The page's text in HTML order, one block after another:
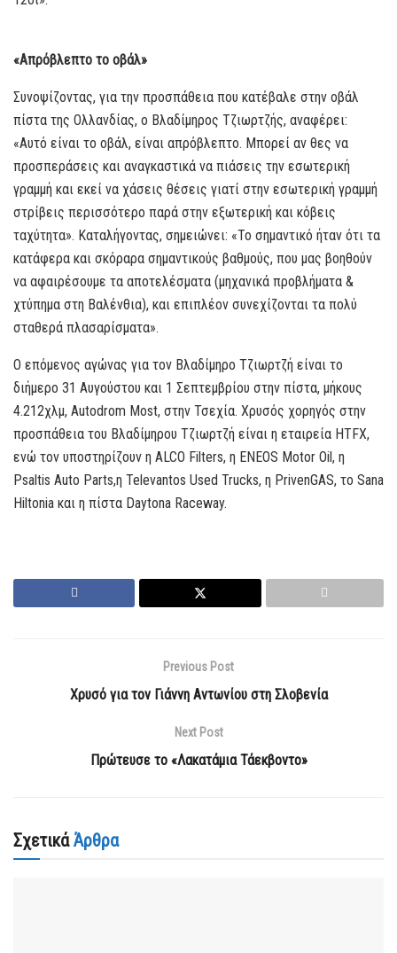
«Απρόβλεπτο το οβάλ»
Συνοψίζοντας, για την προσπάθεια που κατέβαλε στην οβάλ
πίστα της Ολλανδίας, ο Βλαδίμηρος Τζιωρτζής, αναφέρει:
«Αυτό είναι το οβάλ, είναι απρόβλεπτο. Μπορεί αν θες να
προσπεράσεις και αναγκαστικά να πιάσεις την εσωτερική
γραμμή και εκεί να χάσεις θέσεις γιατί στην εσωτερική γραμμή
στρίβεις περισσότερο παρά στην εξωτερική και κόβεις
ταχύτητα». Καταλήγοντας, σημειώνει: «Το σημαντικό ήταν ότι τα
κατάφερα και σκόραρα σημαντικούς βαθμούς, που μας βοηθούν
να αφαιρέσουμε τα αποτελέσματα (μηχανικά προβλήματα &
χτύπημα στη Βαλένθια), και επιπλέον συνεχίζονται τα πολύ
σταθερά πλασαρίσματα».
Ο επόμενος αγώνας για τον Βλαδίμηρο Τζιωρτζή είναι το
διήμερο 31 Αυγούστου και 1 Σεπτεμβρίου στην πίστα, μήκους
4.212χλμ, Autodrom Most, στην Τσεχία. Χρυσός χορηγός στην
προσπάθεια του Βλαδίμηρου Τζιωρτζή είναι η εταιρεία HTFX,
ενώ τον υποστηρίζουν η ALCO Filters, η ENEOS Motor Oil, η
Psaltis Auto Parts,η Televantos Used Trucks, η PrivenGAS, το Sana
Hiltonia και η πίστα Daytona Raceway.
Previous Post
Xρυσό για τον Γιάννη Αντωνίου στη Σλοβενία
Next Post
Πρώτευσε το «Λακατάμια Τάεκβοντο»
ΣχετικάΆρθρα